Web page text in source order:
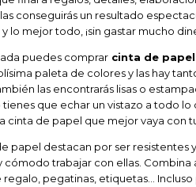
conseguirás un resultado
lo mejor todo, ¡sin gastar mucho
puedes comprar cinta de papel
paleta de colores y las hay
las encontrarás lisas o
tienes que echar un vistazo a todo
cinta de papel que mejor vaya con
papel destacan por ser resistentes
cómodo trabajar con ellas. Combina
regalo, pegatinas, etiquetas...